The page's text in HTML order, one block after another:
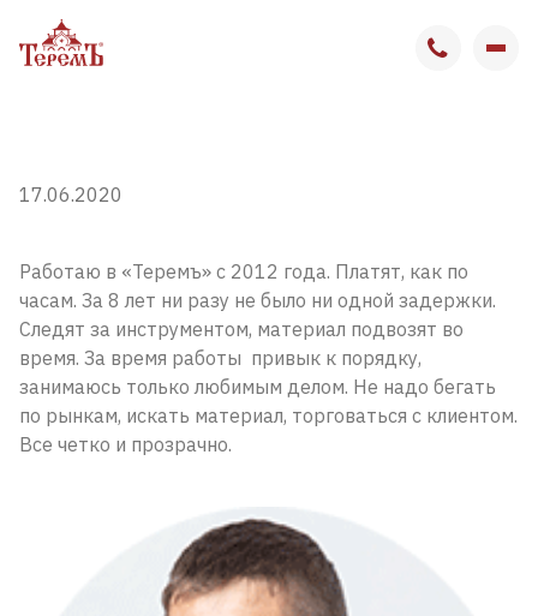
Вакансии в Москве
Вакансии в Бронницах
Отзывы сотрудников
Выставочный комплекс
17.06.2020
Работаю в «Теремъ» с 2012 года. Платят, как по
часам. За 8 лет ни разу не было ни одной задержки.
Следят за инструментом, материал подвозят во
время. За время работы привык к порядку,
занимаюсь только любимым делом. Не надо бегать
по рынкам, искать материал, торговаться с клиентом.
Все четко и прозрачно.